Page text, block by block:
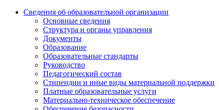
Сведения об образовательной организации
Основные сведения
Структура и органы управления
Документы
Образование
Образовательные стандарты
Руководство
Педагогический состав
Стипендии и иные виды материальной поддержки
Платные образовательные услуги
Материально-техническое обеспечение